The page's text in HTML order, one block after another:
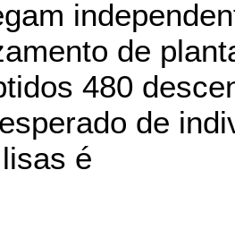
de
480
de
é